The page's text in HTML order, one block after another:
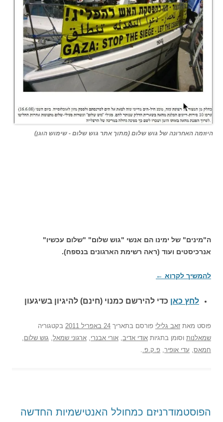
היוזמה האחרונה של גוש שלום (מתוך אתר גוש שלום - שימוש הוגן)
ה"מינים" של ימינו הם אנשי "גוש שלום" "שלום עכשיו"
אנרכיסטים ועוד (ראה רשימת הארגונים בנספח).
להמשיך לקרוא ←
לחץ כאן כדי להירשם כמנוי (חינם) להיגיון בשיגעון
פוסט מאת זאב גלילי פורסם בתאריך 24 באפריל 2011
בקטגוריה
שמאלנות וסומן בתגיות אודי אדיב, אורי אבנרי, ארגוני שמאל, גוש שלום,
חמאס, עדי אופיר, פ.ק.פ..
הפוסטמודרניזם כמחולל האנטישמיות החדשה